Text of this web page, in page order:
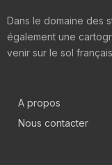
Dans le domaine des
également une
venir sur le sol
A propos
Nous contacter